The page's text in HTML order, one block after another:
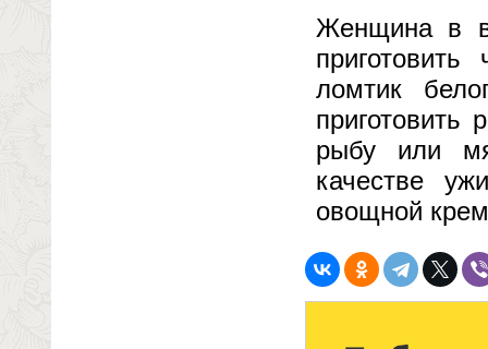
Женщина в
ломтик
рыбу или
качестве
овощной